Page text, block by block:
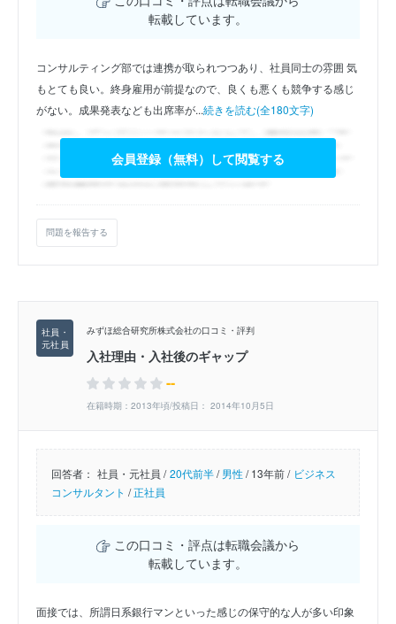
転載しています。
コンサルティング部では連携が取られつつあり、社員同士の雰囲 気
もとても良い。終身雇用が前提なので、良くも悪くも競争する感じ
がない。成果発表なども出席率が...続きを読む(全180文字)
会員登録（無料）して閲覧する
問題を報告する
みずほ総合研究所株式会社の口コミ・評判
入社理由・入社後のギャップ
--
在籍時期：2013年頃/投稿日： 2014年10月5日
回答者： 社員・元社員 / 20代前半/男性/13年前 / ビジネス
コンサルタント /正社員
この口コミ・評点は転職会議から
転載しています。
面接では、所謂日系銀行マンといった感じの保守的な人が多い印象